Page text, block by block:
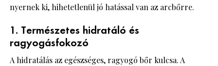
nyernek ki, hihetetlenül jó hatással van az arcbőrre.
1. Természetes hidratáló és
ragyogásfokozó
A hidratálás az egészséges, ragyogó bőr kulcsa. A